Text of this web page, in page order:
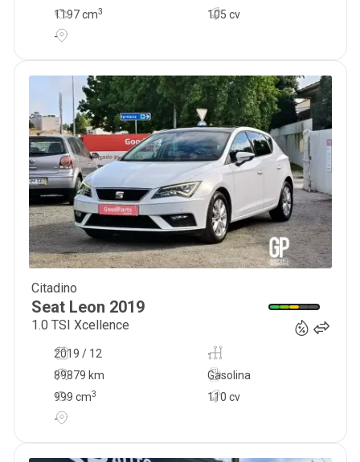
105 cv
1197cm3
-
Citadino
Seat Leon 2019
1.0 TSI Xcellence
2019 / 12
-
89879 km
110 cv
Gasolina
999 cm3
-